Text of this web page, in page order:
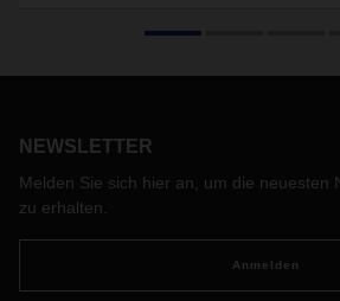
NEWSLETTER
Melden Sie sich hier an, um die neuesten
zu erhalten.
Anmelden